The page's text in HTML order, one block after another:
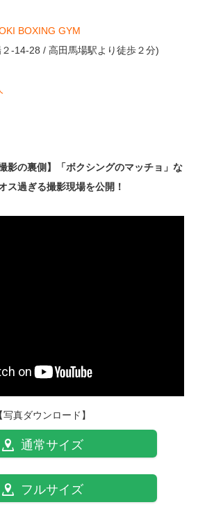
BOXING GYM
-14-28 / 高田馬場駅より徒歩２分)
影の裏側】「ボクシングのマッチョ」な
過ぎる撮影現場を公開！
【写真ダウンロード】
通常サイズ
フルサイズ